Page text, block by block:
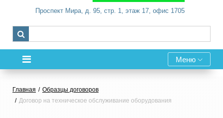
Проспект Мира, д. 95, стр. 1, этаж 17, офис 1705
Меню
Главная
Образцы договоров
Договор на техническое обслуживание оборудования